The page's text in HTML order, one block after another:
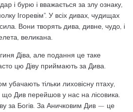
і бурю і вважається за злу ознаку,
Ігоревім”. У всіх дивах, чудищах
Вони творять дива, дивне, чудо, і
великана.
Діва, але подання це таке
цю Діву приймають за Дива.
убачають тільки лиховісну птаху,
що Див перейшов у нас на лісовика.
за Богів. За Аничковим Див — це